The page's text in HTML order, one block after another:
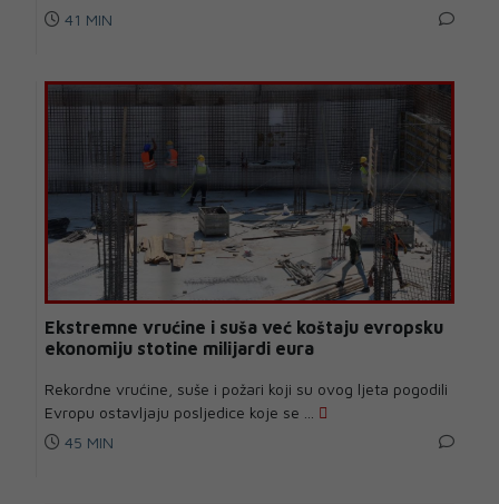
41 MIN
Ekstremne vrućine i suša već koštaju evropsku
ekonomiju stotine milijardi eura
Rekordne vrućine, suše i požari koji su ovog ljeta pogodili
Evropu ostavljaju posljedice koje se ...
45 MIN